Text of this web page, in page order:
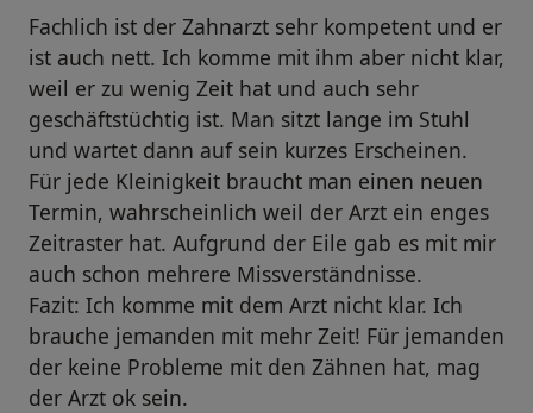
Fachlich ist der Zahnarzt sehr kompetent und er
ist auch nett. Ich komme mit ihm aber nicht klar,
weil er zu wenig Zeit hat und auch sehr
geschäftstüchtig ist. Man sitzt lange im Stuhl
und wartet dann auf sein kurzes Erscheinen.
Für jede Kleinigkeit braucht man einen neuen
Termin, wahrscheinlich weil der Arzt ein enges
Zeitraster hat. Aufgrund der Eile gab es mit mir
auch schon mehrere Missverständnisse.
Fazit: Ich komme mit dem Arzt nicht klar. Ich
brauche jemanden mit mehr Zeit! Für jemanden
der keine Probleme mit den Zähnen hat, mag
der Arzt ok sein.